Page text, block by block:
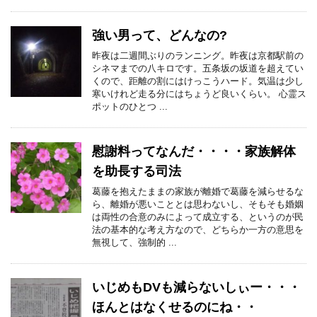
強い男って、どんなの?
昨夜は二週間ぶりのランニング。昨夜は京都駅前の
シネマまでの八キロです。五条坂の坂道を超えてい
くので、距離の割にはけっこうハード。気温は少し
寒いけれど走る分にはちょうど良いくらい。 心霊ス
ポットのひとつ ...
慰謝料ってなんだ・・・・家族解体
を助長する司法
葛藤を抱えたままの家族が離婚で葛藤を減らせるな
ら、離婚が悪いこととは思わないし、そもそも婚姻
は両性の合意のみによって成立する、というのが民
法の基本的な考え方なので、どちらか一方の意思を
無視して、強制的 ...
いじめもDVも減らないしぃー・・・
ほんとはなくせるのにね・・